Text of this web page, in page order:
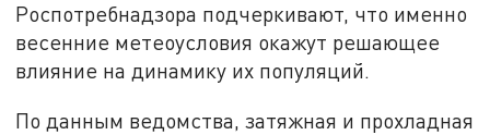
Роспотребнадзора подчеркивают, что именно
весенние метеоусловия окажут решающее
влияние на динамику их популяций.
По данным ведомства, затяжная и прохладная